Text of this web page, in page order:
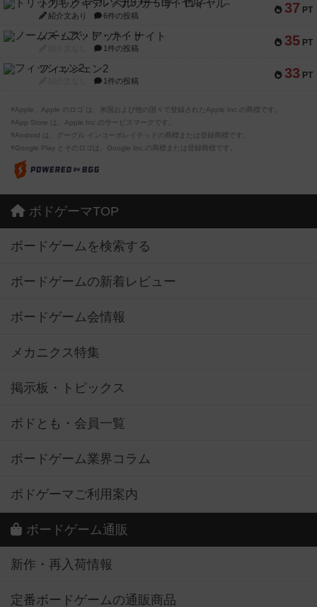
37 PT
トリックギア - ペルソナ5 ザ・ロイヤル-
紹介文あり 6件の投稿
35 PT
ノームズ・アット・ナイト
1件の投稿
33 PT
フィッシェン2
1件の投稿
※Apple、Apple のロゴ は、米国および他の国々で登録されたApple Inc.の商標です。
※App Store は、Apple Inc.のサービスマークです。
※Android は、グーグル インコーポレイテッドの商標または登録商標です。
※Google Play とそのロゴは、Google Inc.の商標または登録商標です。
ボドゲーマTOP
ボードゲームを検索する
ボードゲームの新着レビュー
ボードゲーム会情報
メカニクス特集
掲示板・トピックス
ボドとも・会員一覧
ボードゲーム業界コラム
ボドゲーマご利用案内
ボードゲーム通販
新作・再入荷情報
定番ボードゲームの通販商品